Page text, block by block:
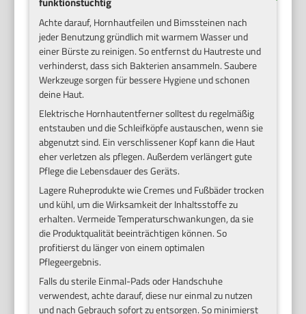
Achte darauf, Hornhautfeilen und Bimssteinen nach
jeder Benutzung gründlich mit warmem Wasser und
einer Bürste zu reinigen. So entfernst du Hautreste und
verhinderst, dass sich Bakterien ansammeln. Saubere
Werkzeuge sorgen für bessere Hygiene und schonen
deine Haut.
Elektrische Hornhautentferner solltest du regelmäßig
entstauben und die Schleifköpfe austauschen, wenn sie
abgenutzt sind. Ein verschlissener Kopf kann die Haut
eher verletzen als pflegen. Außerdem verlängert gute
Pflege die Lebensdauer des Geräts.
Lagere Ruheprodukte wie Cremes und Fußbäder trocken
und kühl, um die Wirksamkeit der Inhaltsstoffe zu
erhalten. Vermeide Temperaturschwankungen, da sie
die Produktqualität beeinträchtigen können. So
profitierst du länger von einem optimalen
Pflegeergebnis.
Falls du sterile Einmal-Pads oder Handschuhe
verwendest, achte darauf, diese nur einmal zu nutzen
und nach Gebrauch sofort zu entsorgen. So minimierst